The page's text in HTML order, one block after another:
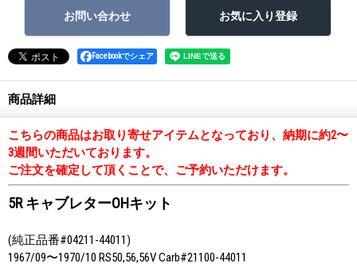
Facebookでシェア
商品詳細
こちらの商品はお取り寄せアイテムとなっており、納期に約2〜
3週間いただいております。
ご注文を確定して頂くことで、ご予約いただけます。
5R キャブレターOHキット
(純正品番#04211-44011)
1967/09〜1970/10 RS50,56,56V Carb#21100-44011